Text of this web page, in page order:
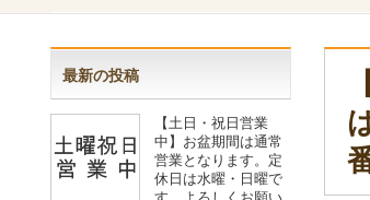
最新の投稿
【土日・祝日営業
中】お盆期間は通常
営業となります。定
休日は水曜・日曜で